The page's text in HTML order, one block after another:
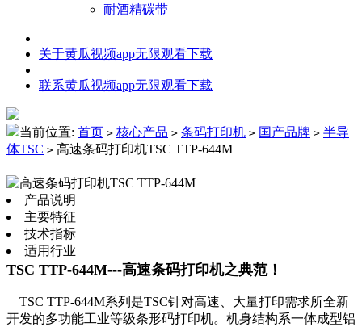
耐酒精碳带
|
关于黄瓜视频app无限观看下载
|
联系黄瓜视频app无限观看下载
当前位置: 首页 > 核心产品 > 条码打印机 > 国产品牌 > 半导
体TSC > 高速条码打印机TSC TTP-644M
产品说明
主要特征
技术指标
适用行业
TSC TTP-644M---高速条码打印机之典范！
TSC TTP-644M系列是TSC针对高速、大量打印需求所全新
开发的多功能工业等级条形码打印机。机身结构系一体成型铝